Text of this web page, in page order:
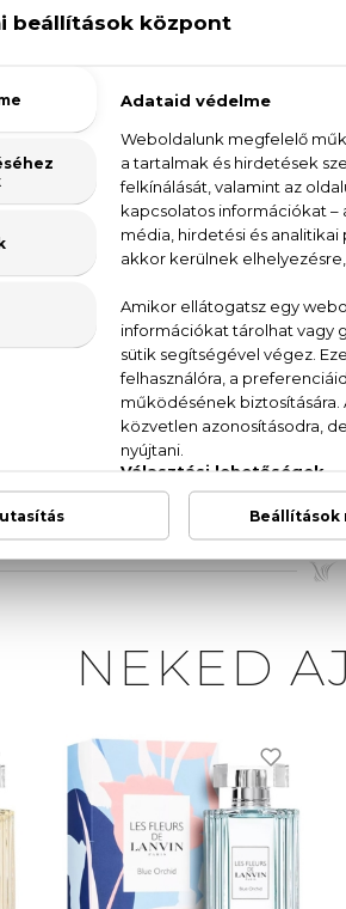
Lanvin Les Fleurs De
a rózsaszín grapefruit
a rózsaszín vízililiom lenyűgöző
A Lanvin Les Fleurs De
hónapokra javaslunk.
grapefruit, gránátalma,
(SD ALCOHOL 39-C),
LIMONENE,
CI 14700 (RED 4), CI
NEKED